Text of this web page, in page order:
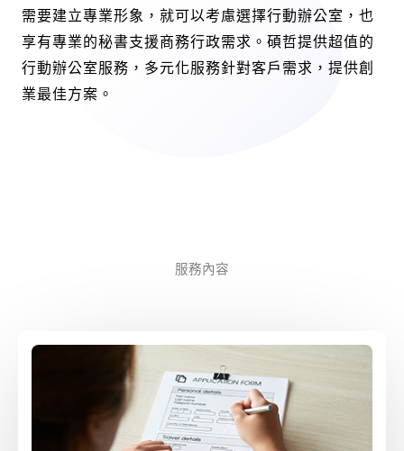
需要建立專業形象，就可以考慮選擇行動辦公室，也
享有專業的秘書支援商務行政需求。碩哲提供超值的
行動辦公室服務，多元化服務針對客戶需求，提供創
業最佳方案。
服務內容